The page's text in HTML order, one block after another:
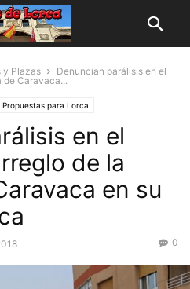
y Plazas
Denuncian parálisis en el
de Caravaca...
Propuestas para Lorca
en el
de la
en su
0